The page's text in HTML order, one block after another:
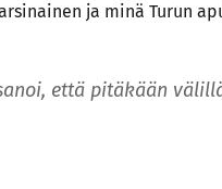
ja minä Turun
että pitäkään